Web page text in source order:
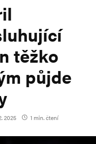
těžko
půjde
2025 1 min. čtení